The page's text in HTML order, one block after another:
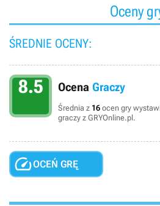
Oceny
ŚREDNIE OCENY:
8.5 Ocena Graczy
Średnia z 16 ocen gry
graczy z GRYOnline.pl.
OCEŃ GRĘ